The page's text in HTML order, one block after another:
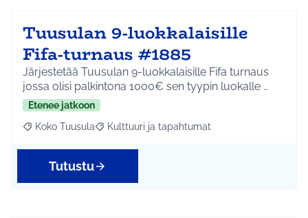
Tuusulan 9-luokkalaisille
Fifa-turnaus #1885
Järjestetää Tuusulan 9-luokkalaisille Fifa turnaus
jossa olisi palkintona 1000€ sen tyypin luokalle …
Etenee jatkoon
Rajaa tulokset aihepiirin mukaan: Koko Tuusula
Koko Tuusula Rajaa tulokset teeman mukaan: Kulttuuri ja
Kulttuuri ja tapahtumat
Tutustu